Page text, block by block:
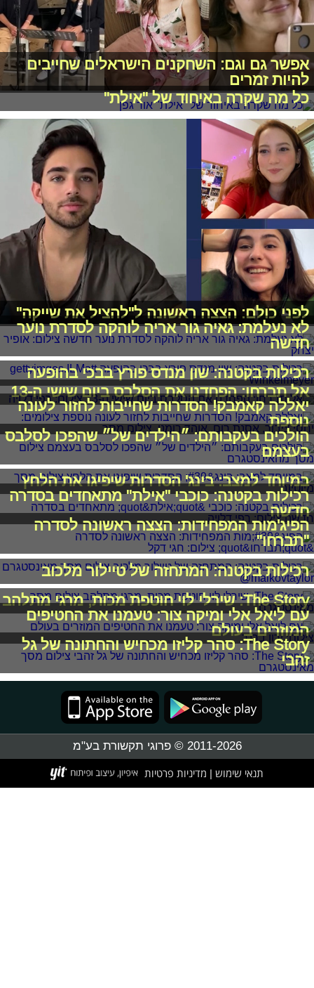
אפשר גם וגם: השחקנים הישראלים שחייבים
להיות זמרים
כל מה שקרה באיחוד של "אילת"
לפני כולם: הצצה ראשונה ל"להציל את שייקה"
לא נעלמת: גאיה גור אריה לוהקה לסדרת נוער
חדשה
רכילות בקטנה: שון מנדס פורץ בבכי בהופעה
אל תברחו: הפחדנו את הסלבס ביום שישי ה-13
יאללה קאמבק! הסדרות שחייבות לחזור לעונה
נוספת
הולכים בעקבותם: ״הילדים של״ שהפכו לסלבס
בעצמם
במיוחד למצב: בינג' הסדרות שיפיגו את הלחץ
רכילות בקטנה: כוכבי "אילת" מתאחדים בסדרה
חדשה
הפיג'מות המפחידות: הצצה ראשונה לסדרה
"תברחו"
רכילות בקטנה: המתחזה של טיילור מלכוב
The Story: שירלי לוי חוטפת מכות, מרגי מתלהב
עם ליאל אלי ומיקה צור: טעמנו את החטיפים
המוזרים בעולם
The Story: סהר קליזו מכחיש והחתונה של גל
זהבי
2011-2026 © פרוגי תקשורת בע"מ
תנאי שימוש מדיניות פרטיות